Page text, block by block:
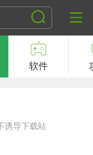
软件
诱导下载站